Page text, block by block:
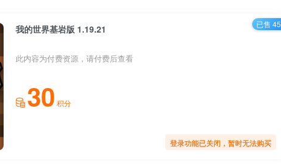
我的世界基岩版 1.19.21
此内容为付费资源，请付费后查看
30 积分
登录功能已关闭，暂时无法购买
已售 45